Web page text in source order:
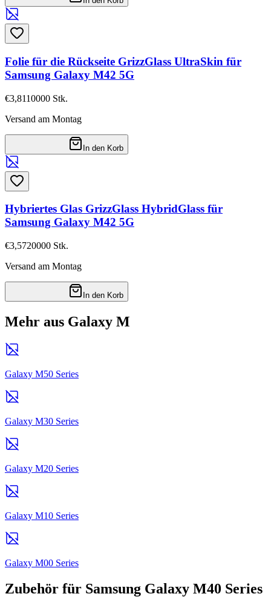
Folie für die Rückseite GrizzGlass UltraSkin für
Samsung Galaxy M42 5G
€3,8110000 Stk.
Versand am Montag
In den Korb
Hybriertes Glas GrizzGlass HybridGlass für
Samsung Galaxy M42 5G
€3,5720000 Stk.
Versand am Montag
In den Korb
Mehr aus Galaxy M
Galaxy M50 Series
Galaxy M30 Series
Galaxy M20 Series
Galaxy M10 Series
Galaxy M00 Series
Zubehör für Samsung Galaxy M40 Series